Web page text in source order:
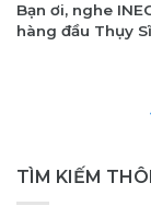
Bạn ơi, nghe
hàng đầu Thụy Sĩ
TÌM KIẾM